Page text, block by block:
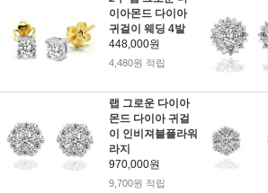
이아몬드 다이아
귀걸이 웨딩 4발
448,000원
4,480원 적립
랩 그로운 다이아
몬드 다이아 귀걸
이 인비져블플라워
라지
970,000원
9,700원 적립